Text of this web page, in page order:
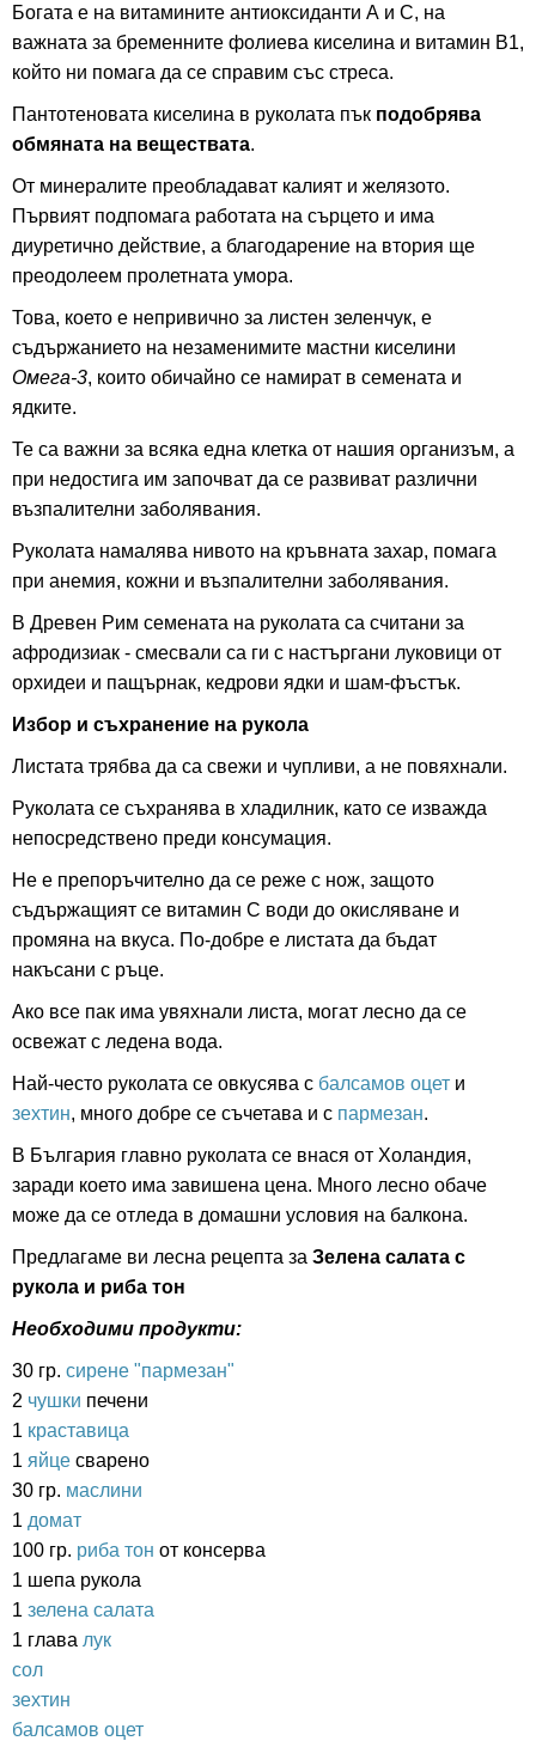
Богата е на витамините антиоксиданти А и С, на
важната за бременните фолиева киселина и витамин В1,
който ни помага да се справим със стреса.
Пантотеновата киселина в руколата пък подобрява
обмяната на веществата.
От минералите преобладават калият и желязото.
Първият подпомага работата на сърцето и има
диуретично действие, а благодарение на втория ще
преодолеем пролетната умора.
Това, което е непривично за листен зеленчук, е
съдържанието на незаменимите мастни киселини
Омега-3, които обичайно се намират в семената и
ядките.
Те са важни за всяка една клетка от нашия организъм, а
при недостига им започват да се развиват различни
възпалителни заболявания.
Руколата намалява нивото на кръвната захар, помага
при анемия, кожни и възпалителни заболявания.
В Древен Рим семената на руколата са считани за
афродизиак - смесвали са ги с настъргани луковици от
орхидеи и пащърнак, кедрови ядки и шам-фъстък.
Избор и съхранение на рукола
Листата трябва да са свежи и чупливи, а не повяхнали.
Руколата се съхранява в хладилник, като се изважда
непосредствено преди консумация.
Не е препоръчително да се реже с нож, защото
съдържащият се витамин С води до окисляване и
промяна на вкуса. По-добре е листата да бъдат
накъсани с ръце.
Ако все пак има увяхнали листа, могат лесно да се
освежат с ледена вода.
Най-често руколата се овкусява с балсамов оцет и
зехтин, много добре се съчетава и с пармезан.
В България главно руколата се внася от Холандия,
заради което има завишена цена. Много лесно обаче
може да се отледа в домашни условия на балкона.
Предлагаме ви лесна рецепта за Зелена салата с
рукола и риба тон
Необходими продукти:
30 гр. сирене "пармезан"
2 чушки печени
1 краставица
1 яйце сварено
30 гр. маслини
1 домат
100 гр. риба тон от консерва
1 шепа рукола
1 зелена салата
1 глава лук
сол
зехтин
балсамов оцет